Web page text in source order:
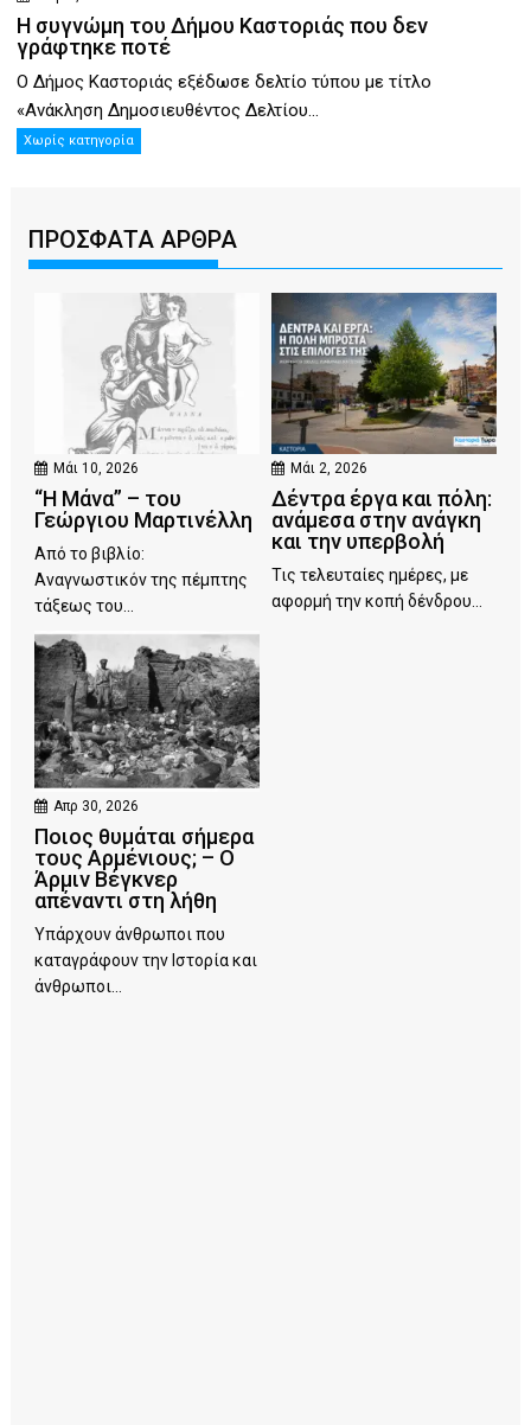
Η συγνώμη του Δήμου Καστοριάς που δεν
γράφτηκε ποτέ
Ο Δήμος Καστοριάς εξέδωσε δελτίο τύπου με τίτλο
«Ανάκληση Δημοσιευθέντος Δελτίου...
Χωρίς κατηγορία
ΠΡΟΣΦΑΤΑ ΑΡΘΡΑ
Μάι 10, 2026
“Η Μάνα” – του
Γεώργιου Μαρτινέλλη
Από το βιβλίο:
Αναγνωστικόν της πέμπτης
τάξεως του...
Μάι 2, 2026
Δέντρα έργα και πόλη:
ανάμεσα στην ανάγκη
και την υπερβολή
Τις τελευταίες ημέρες, με
αφορμή την κοπή δένδρου...
Απρ 30, 2026
Ποιος θυμάται σήμερα
τους Αρμένιους; – Ο
Άρμιν Βέγκνερ
απέναντι στη λήθη
Υπάρχουν άνθρωποι που
καταγράφουν την Ιστορία και
άνθρωποι...